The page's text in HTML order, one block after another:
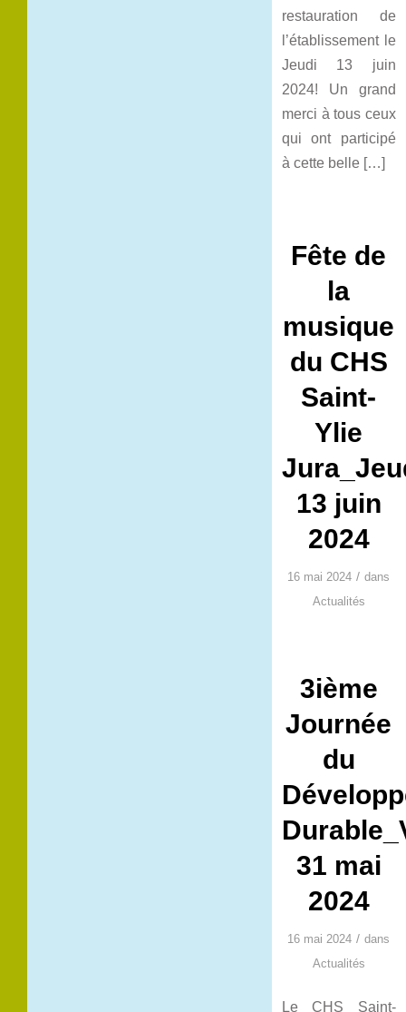
restauration de
l’établissement le
Jeudi 13 juin
2024! Un grand
merci à tous ceux
qui ont participé
à cette belle […]
Fête de
la
musique
du CHS
Saint-
Ylie
13 juin
2024
16 mai 2024 / dans
Actualités
3ième
Journée
du
31 mai
2024
16 mai 2024 / dans
Actualités
Le CHS Saint-